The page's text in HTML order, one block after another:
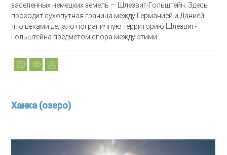
заселенных немецких земель — Шлезвиг-Гольштейн. Здесь
проходит сухопутная граница между Германией и Данией,
что веками делало пограничную территорию Шлезвиг-
Гольштейна предметом спора между этими
Ханка (озеро)